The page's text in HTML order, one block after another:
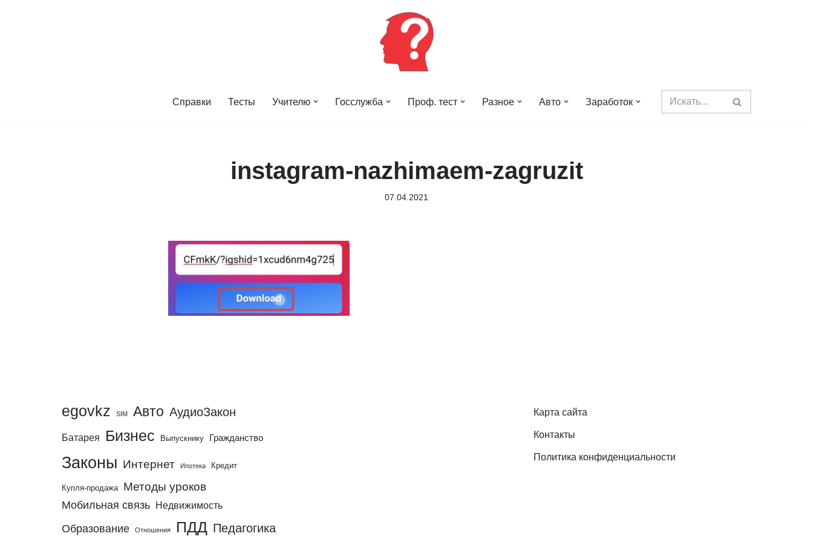
Справки Тесты Учителю Госслужба Проф. тест Разное Авто Заработок
instagram-nazhimaem-zagruzit
07.04.2021
egovkz SIM Авто АудиоЗакон
Батарея Бизнес Выпускнику Гражданство
Законы Интернет Ипотека Кредит
Купля-продажа Методы уроков
Мобильная связь Недвижимость
Образование Отношения ПДД Педагогика
Карта сайта
Контакты
Политика конфиденциальности